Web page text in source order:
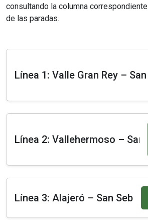
consultando la columna
de las paradas.
Línea 1: Valle Gran Rey –
Línea 2: Vallehermoso – San
Línea 3: Alajeró – San